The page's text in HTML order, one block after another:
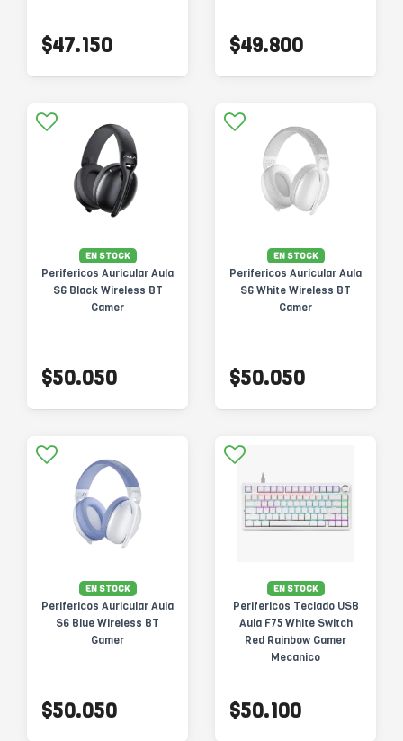
$47.150 $49.800
EN STOCK
Perifericos Auricular Aula
S6 Black Wireless BT
Gamer
$50.050
EN STOCK
Perifericos Auricular Aula
S6 White Wireless BT
Gamer
$50.050
EN STOCK
Perifericos Auricular Aula
S6 Blue Wireless BT
Gamer
$50.050
EN STOCK
Perifericos Teclado USB
Aula F75 White Switch
Red Rainbow Gamer
Mecanico
$50.100